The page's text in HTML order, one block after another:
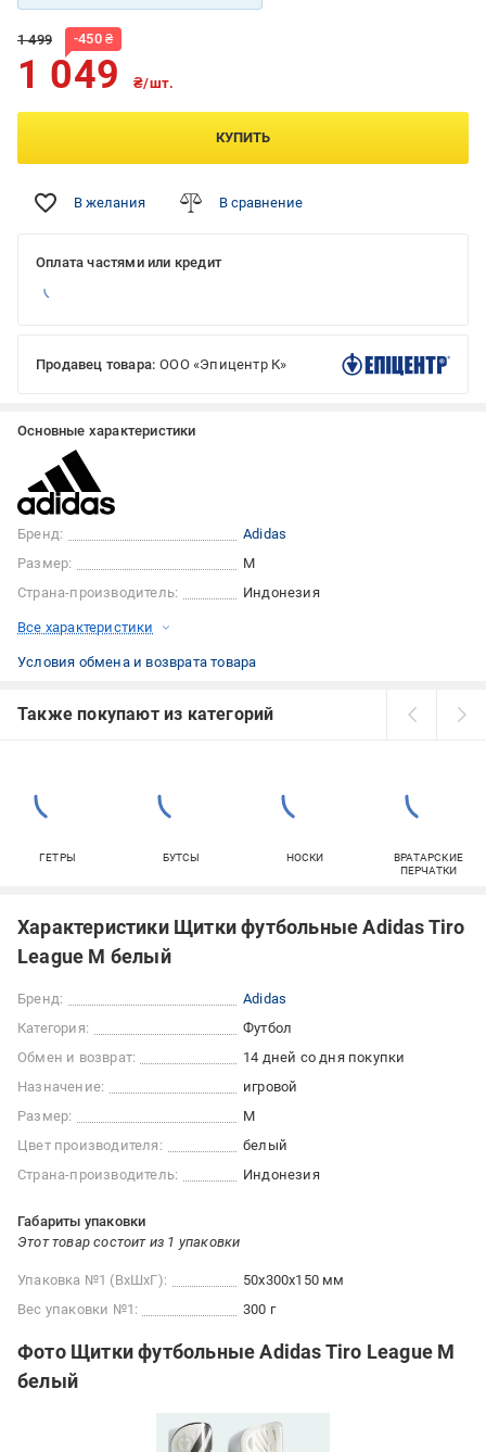
1 499 -450₴
1 049 ₴/шт.
КУПИТЬ
В желания В сравнение
Оплата частями или кредит
Продавец товара: ООО «Эпицентр К»
Основные характеристики
Бренд:
Adidas
Размер:
M
Страна-производитель:
Индонезия
Все характеристики
Условия обмена и возврата товара
Также покупают из категорий
ГЕТРЫ БУТСЫ НОСКИ
ВРАТАРСКИЕ
ПЕРЧАТКИ
Характеристики Щитки футбольные Adidas Tiro
League M белый
Бренд:
Adidas
Категория:
Футбол
Обмен и возврат:
14 дней со дня покупки
Назначение:
игровой
Размер:
M
Цвет производителя:
белый
Страна-производитель:
Индонезия
Габариты упаковки
Этот товар состоит из 1 упаковки
Упаковка №1 (ВхШхГ):
50x300x150 мм
Вес упаковки №1:
300 г
Фото Щитки футбольные Adidas Tiro League M
белый